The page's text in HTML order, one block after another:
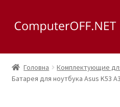
до
до
Корзина
Магазин
Головна Комплектующие
Батарея для ноутбука Asus K53